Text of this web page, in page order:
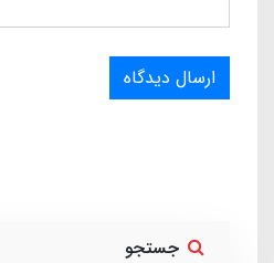
ارسال دیدگاه
جستجو